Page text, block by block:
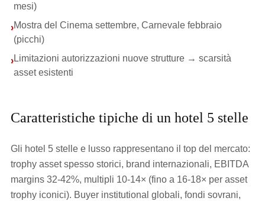
mesi)
›Mostra del Cinema settembre, Carnevale febbraio
(picchi)
›Limitazioni autorizzazioni nuove strutture → scarsità
asset esistenti
Caratteristiche tipiche di un hotel 5 stelle
Gli hotel 5 stelle e lusso rappresentano il top del mercato:
trophy asset spesso storici, brand internazionali, EBITDA
margins 32-42%, multipli 10-14× (fino a 16-18× per asset
trophy iconici). Buyer institutional globali, fondi sovrani,